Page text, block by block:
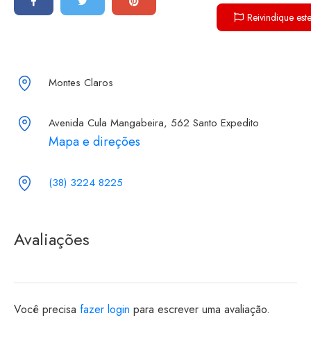
Reivindique
Montes Claros
Avenida Cula Mangabeira, 562 Santo Expedito
Mapa e direções
(38) 3224 8225
Avaliações
Você precisa fazer login para escrever uma avaliação.